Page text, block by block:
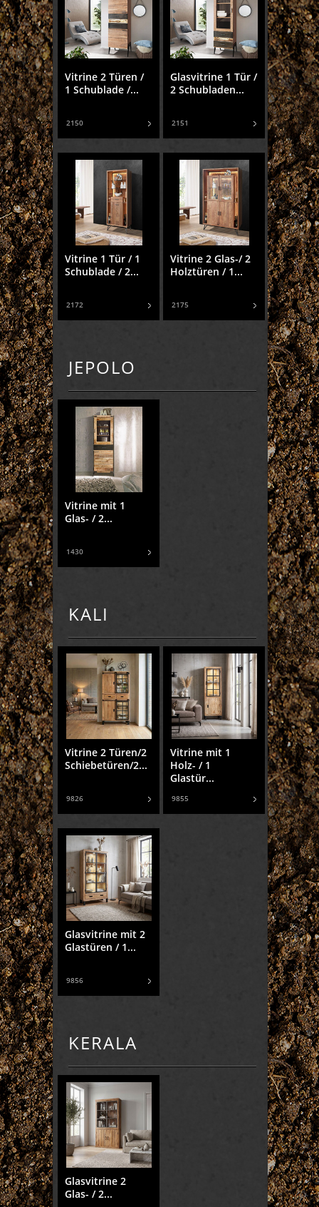
Vitrine 2 Türen /
1 Schublade /...
2150
Glasvitrine 1 Tür /
2 Schubladen...
2151
Vitrine 1 Tür / 1
Schublade / 2...
2172
Vitrine 2 Glas-/ 2
Holztüren / 1...
2175
JEPOLO
Vitrine mit 1
Glas- / 2...
1430
KALI
Vitrine 2 Türen/2
Schiebetüren/2...
9826
Vitrine mit 1
Holz- / 1
Glastür...
9855
Glasvitrine mit 2
Glastüren / 1...
9856
KERALA
Glasvitrine 2
Glas- / 2...